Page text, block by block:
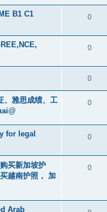
B1 C1
0
0
0
、雅思成绩、工
0
for legal
0
买新加坡护
越南护照， 加
0
Arab